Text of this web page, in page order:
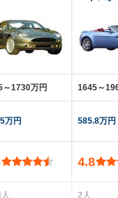
～1730万円
万円
1645～
585.8万円
4.8
2人